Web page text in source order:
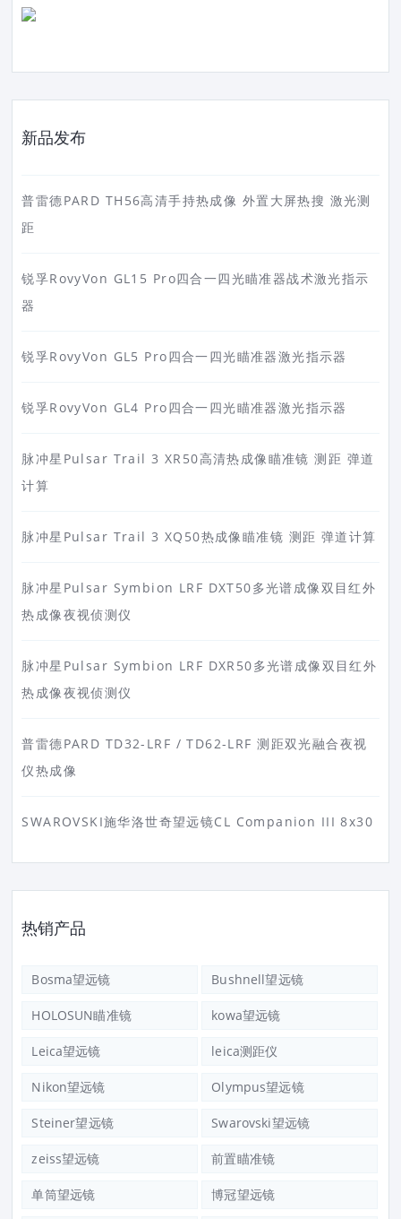
新品发布
普雷德PARD TH56高清手持热成像 外置大屏热搜 激光测
距
锐孚RovyVon GL15 Pro四合一四光瞄准器战术激光指示
器
锐孚RovyVon GL5 Pro四合一四光瞄准器激光指示器
锐孚RovyVon GL4 Pro四合一四光瞄准器激光指示器
脉冲星Pulsar Trail 3 XR50高清热成像瞄准镜 测距 弹道
计算
脉冲星Pulsar Trail 3 XQ50热成像瞄准镜 测距 弹道计算
脉冲星Pulsar Symbion LRF DXT50多光谱成像双目红外
热成像夜视侦测仪
脉冲星Pulsar Symbion LRF DXR50多光谱成像双目红外
热成像夜视侦测仪
普雷德PARD TD32-LRF / TD62-LRF 测距双光融合夜视
仪热成像
SWAROVSKI施华洛世奇望远镜CL Companion III 8x30
热销产品
Bosma望远镜 Bushnell望远镜
HOLOSUN瞄准镜 kowa望远镜
Leica望远镜 leica测距仪
Nikon望远镜 Olympus望远镜
Steiner望远镜 Swarovski望远镜
zeiss望远镜 前置瞄准镜
单筒望远镜 博冠望远镜